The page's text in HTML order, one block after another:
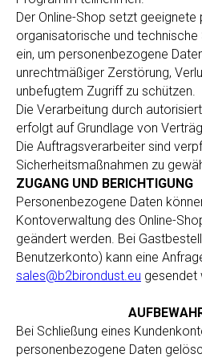
Der Online-Shop setzt geeignete
organisatorische und
ein, um personenbezogene
unrechtmäßiger Zerstörung,
unbefugtem Zugriff zu schützen.
Die Verarbeitung durch
erfolgt auf Grundlage von
Die Auftragsverarbeiter sind
Sicherheitsmaßnahmen zu
ZUGANG UND BERICHTIGUNG
Personenbezogene Daten
Kontoverwaltung des Online-
geändert werden. Bei
Benutzerkonto) kann eine
sales@b2birondust.eu gesendet
Bei Schließung eines
personenbezogene Daten